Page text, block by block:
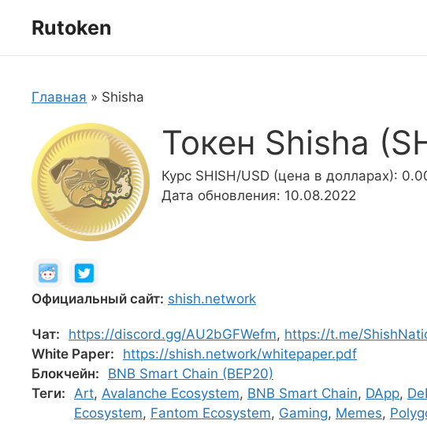
Rutoken
Главная » Shisha
Токен Shisha
Курс SHISH/USD (цена в долларах):
Дата обновления: 10.08.2022
Официальный сайт: shish.network
Чат: https://discord.gg/AU2bGFWefm, https://t.me/
White Paper:
https://shish.network/whitepaper.pdf
Блокчейн:
BNB Smart Chain (BEP20)
Теги: Art, Avalanche Ecosystem, BNB Smart Chain, DApp,
Ecosystem, Fantom Ecosystem, Gaming, Memes,